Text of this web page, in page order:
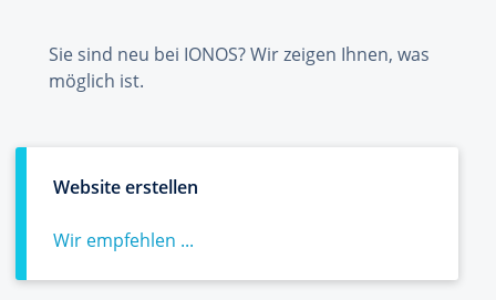
Sie sind neu bei IONOS? Wir zeigen Ihnen, was
möglich ist.
Website erstellen
Wir empfehlen ...